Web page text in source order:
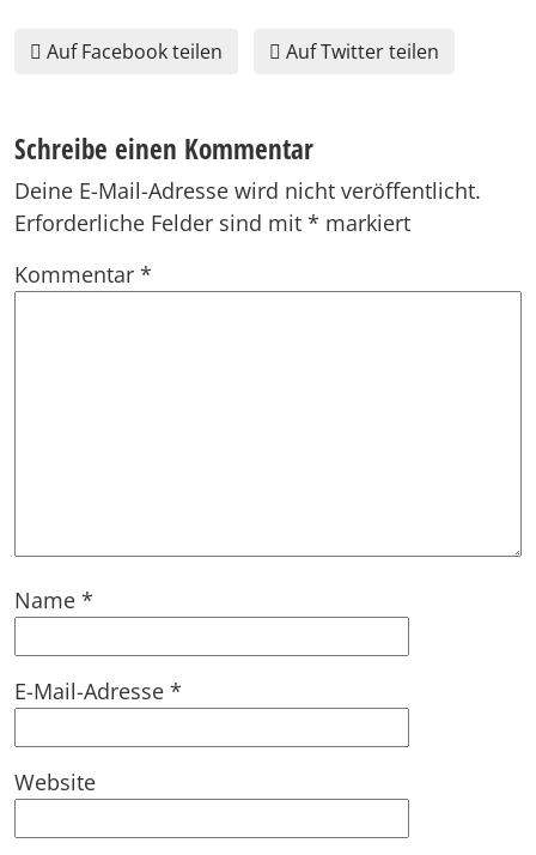
Auf Facebook teilen Auf Twitter teilen
Schreibe einen Kommentar
Deine E-Mail-Adresse wird nicht veröffentlicht.
Erforderliche Felder sind mit * markiert
Kommentar *
Name *
E-Mail-Adresse *
Website